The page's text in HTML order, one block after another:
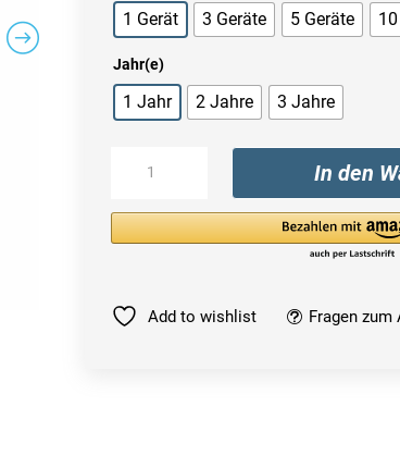
1 Gerät 3 Geräte 5 Geräte
Jahr(e)
1 Jahr 2 Jahre 3 Jahre
Premium
Security
2022
Device
In den
Add to wishlist Fragen zum